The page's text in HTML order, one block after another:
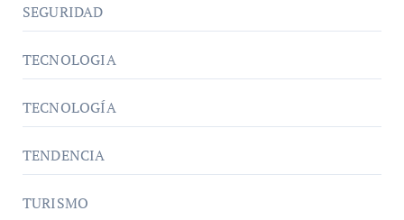
SEGURIDAD
TECNOLOGIA
TECNOLOGÍA
TENDENCIA
TURISMO